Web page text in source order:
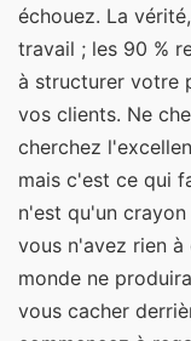
échouez. La
travail ; les 90 %
à structurer votre
vos clients. Ne
cherchez
mais c'est ce qui
n'est qu'un
vous n'avez rien
monde ne
vous cacher